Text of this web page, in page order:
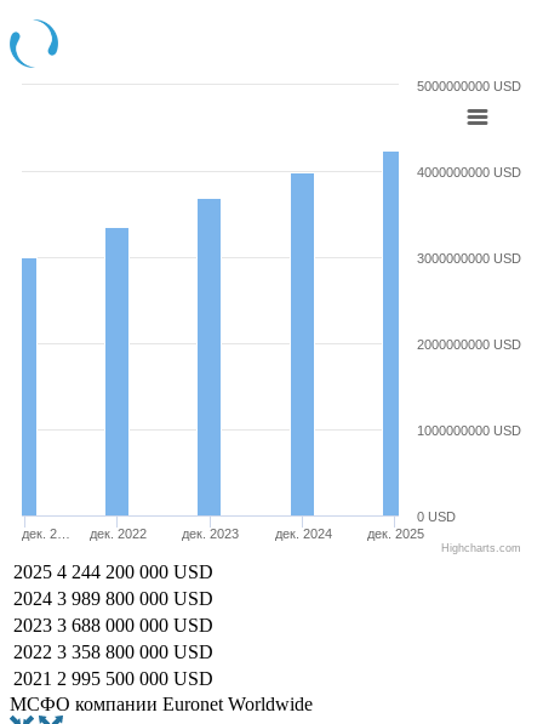
дек. 2… дек. 2022 дек. 2023 дек. 2024 дек. 2025
0 USD
1000000000 USD
2000000000 USD
3000000000 USD
4000000000 USD
5000000000 USD
Highcharts.com
2025 4 244 200 000 USD
2024 3 989 800 000 USD
2023 3 688 000 000 USD
2022 3 358 800 000 USD
2021 2 995 500 000 USD
МСФО компании Euronet Worldwide